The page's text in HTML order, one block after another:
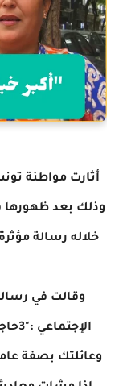
أثارت مواطنة
وذلك بعد ظهورها
خلاله رسالة
وقالت في
وعائلتك بصفة